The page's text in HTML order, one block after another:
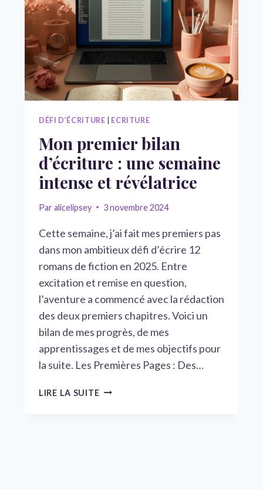
DÉFI D’ÉCRITURE ECRITURE
Mon premier bilan
d’écriture : une semaine
intense et révélatrice
Paralicelipsey 3 novembre 2024
Cette semaine, j’ai fait mes premiers pas
dans mon ambitieux défi d’écrire 12
romans de fiction en 2025. Entre
excitation et remise en question,
l’aventure a commencé avec la rédaction
des deux premiers chapitres. Voici un
bilan de mes progrès, de mes
apprentissages et de mes objectifs pour
la suite. Les Premières Pages : Des…
LIRE LA SUITEMON